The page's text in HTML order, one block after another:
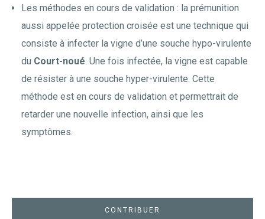
Les méthodes en cours de validation : la prémunition
aussi appelée protection croisée est une technique qui
consiste à infecter la vigne d’une souche hypo-virulente
du Court-noué. Une fois infectée, la vigne est capable
de résister à une souche hyper-virulente. Cette
méthode est en cours de validation et permettrait de
retarder une nouvelle infection, ainsi que les
symptômes.
CONTRIBUER